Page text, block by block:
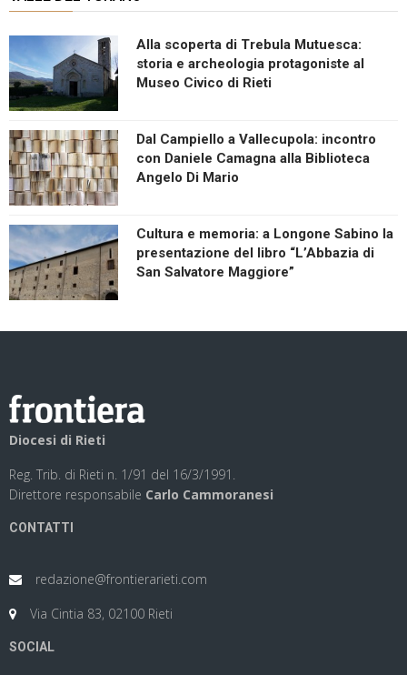
Alla scoperta di Trebula Mutuesca:
storia e archeologia protagoniste al
Museo Civico di Rieti
Dal Campiello a Vallecupola: incontro
con Daniele Camagna alla Biblioteca
Angelo Di Mario
Cultura e memoria: a Longone Sabino la
presentazione del libro “L’Abbazia di
San Salvatore Maggiore”
Diocesi di Rieti
Reg. Trib. di Rieti n. 1/91 del 16/3/1991.
Direttore responsabile Carlo Cammoranesi
CONTATTI
redazione@frontierarieti.com
Via Cintia 83, 02100 Rieti
SOCIAL